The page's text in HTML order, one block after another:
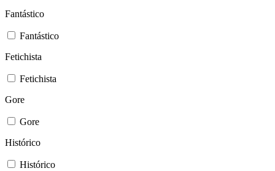
Fantástico
Fantástico
Fetichista
Fetichista
Gore
Gore
Histórico
Histórico